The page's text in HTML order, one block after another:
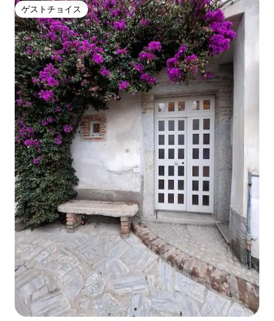
ゲストチョイス
ゲストチョイス